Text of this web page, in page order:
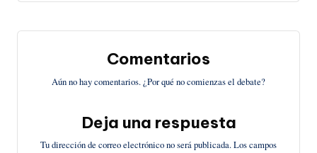
Comentarios
Aún no hay comentarios. ¿Por qué no comienzas el debate?
Deja una respuesta
Tu dirección de correo electrónico no será publicada.Los campos